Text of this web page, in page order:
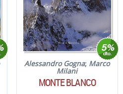
Alessandro Gogna; Marco
Milani
MONTE BLANCO